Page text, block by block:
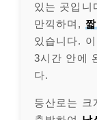
있는 곳입니
만끽하며,
있습니다.
3시간 안에
다.
등산로는 크